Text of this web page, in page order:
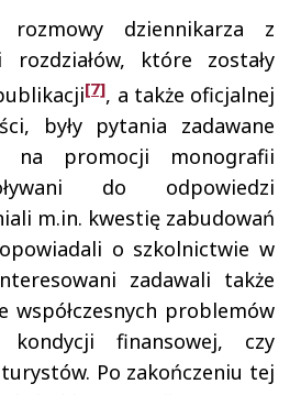
rozmowy dziennikarza z
które zostały
[7], a także oficjalnej
były pytania zadawane
na promocji monografii
do odpowiedzi
m.in. kwestię zabudowań
o szkolnictwie w
zadawali także
współczesnych problemów
finansowej, czy
Po zakończeniu tej